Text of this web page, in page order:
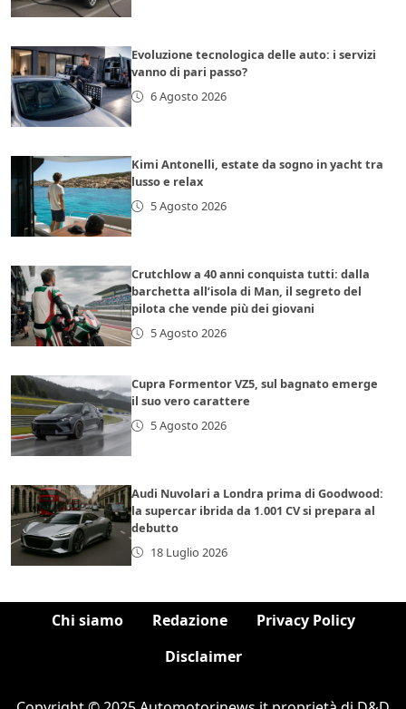
Evoluzione tecnologica delle auto: i servizi
vanno di pari passo?
6 Agosto 2026
Kimi Antonelli, estate da sogno in yacht tra
lusso e relax
5 Agosto 2026
Crutchlow a 40 anni conquista tutti: dalla
barchetta all’isola di Man, il segreto del
pilota che vende più dei giovani
5 Agosto 2026
Cupra Formentor VZ5, sul bagnato emerge
il suo vero carattere
5 Agosto 2026
Audi Nuvolari a Londra prima di Goodwood:
la supercar ibrida da 1.001 CV si prepara al
debutto
18 Luglio 2026
Chi siamo Redazione
Privacy Policy
Disclaimer